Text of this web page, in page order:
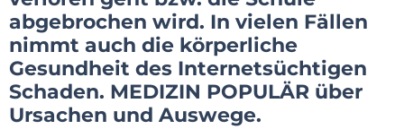
abgebrochen wird. In vielen Fällen
nimmt auch die körperliche
Gesundheit des Internetsüchtigen
Schaden. MEDIZIN POPULÄR über
Ursachen und Auswege.